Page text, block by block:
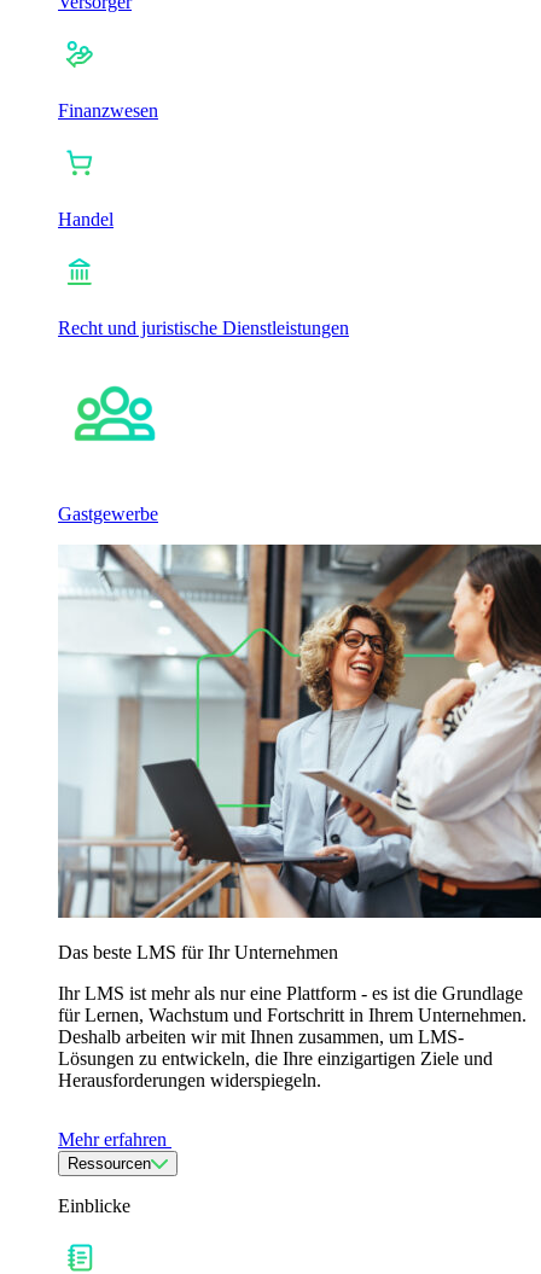
Finanzwesen
Handel
Recht und juristische Dienstleistungen
Gastgewerbe
Das beste LMS für Ihr Unternehmen
Ihr LMS ist mehr als nur eine Plattform - es ist die Grundlage
für Lernen, Wachstum und Fortschritt in Ihrem Unternehmen.
Deshalb arbeiten wir mit Ihnen zusammen, um LMS-
Lösungen zu entwickeln, die Ihre einzigartigen Ziele und
Herausforderungen widerspiegeln.
Mehr erfahren
Ressourcen
Einblicke